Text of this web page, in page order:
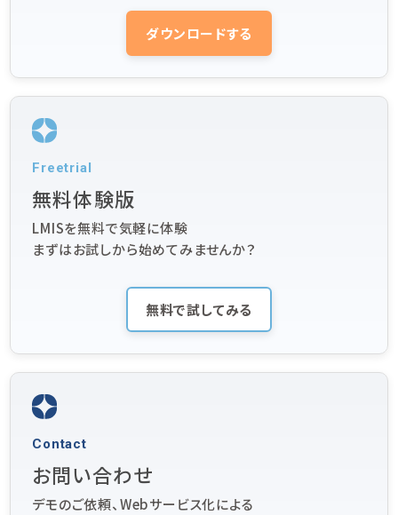
ダウンロードする
Freetrial
無料体験版
LMISを無料で気軽に体験
まずはお試しから始めてみませんか？
無料で試してみる
Contact
お問い合わせ
デモのご依頼、Webサービス化による